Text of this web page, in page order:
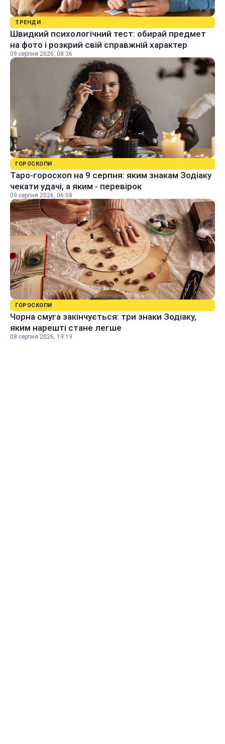
ТРЕНДИ
Швидкий психологічний тест: обирай предмет
на фото і розкрий свій справжній характер
09 серпня 2026, 08:36
ГОРОСКОПИ
Таро-гороскоп на 9 серпня: яким знакам Зодіаку
чекати удачі, а яким - перевірок
09 серпня 2026, 06:08
ГОРОСКОПИ
Чорна смуга закінчується: три знаки Зодіаку,
яким нарешті стане легше
08 серпня 2026, 19:19